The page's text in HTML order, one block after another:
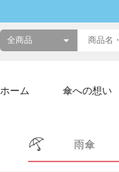
ホーム 傘への想い
雨傘